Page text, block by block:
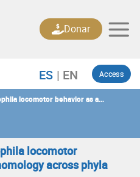
Access
Donar
locomotor behavior as a
locomotor
across phyla